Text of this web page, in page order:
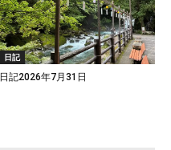
日記
日記2026年7月31日